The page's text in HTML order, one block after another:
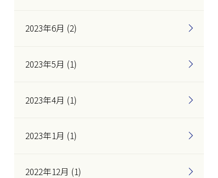
2023年6月 (2)
2023年5月 (1)
2023年4月 (1)
2023年1月 (1)
2022年12月 (1)